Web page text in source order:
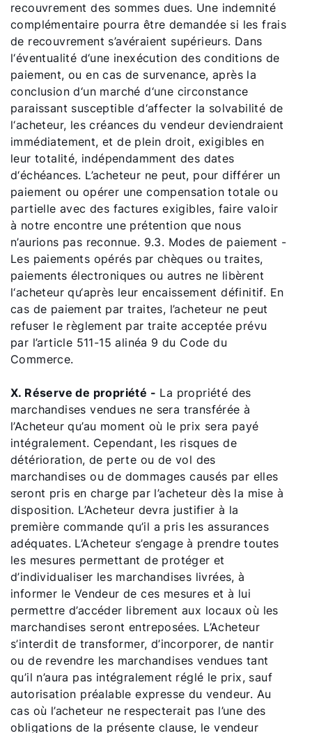
recouvrement des sommes dues. Une indemnité
complémentaire pourra être demandée si les frais
de recouvrement s’avéraient supérieurs. Dans
l‘éventualité d‘une inexécution des conditions de
paiement, ou en cas de survenance, après la
conclusion d‘un marché d‘une circonstance
paraissant susceptible d‘affecter la solvabilité de
l‘acheteur, les créances du vendeur deviendraient
immédiatement, et de plein droit, exigibles en
leur totalité, indépendamment des dates
d‘échéances. L’acheteur ne peut, pour différer un
paiement ou opérer une compensation totale ou
partielle avec des factures exigibles, faire valoir
à notre encontre une prétention que nous
n’aurions pas reconnue. 9.3. Modes de paiement -
Les paiements opérés par chèques ou traites,
paiements électroniques ou autres ne libèrent
l‘acheteur qu‘après leur encaissement définitif. En
cas de paiement par traites, l’acheteur ne peut
refuser le règlement par traite acceptée prévu
par l’article 511-15 alinéa 9 du Code du
Commerce.
X. Réserve de propriété - La propriété des
marchandises vendues ne sera transférée à
l’Acheteur qu’au moment où le prix sera payé
intégralement. Cependant, les risques de
détérioration, de perte ou de vol des
marchandises ou de dommages causés par elles
seront pris en charge par l’acheteur dès la mise à
disposition. L’Acheteur devra justifier à la
première commande qu’il a pris les assurances
adéquates. L’Acheteur s’engage à prendre toutes
les mesures permettant de protéger et
d’individualiser les marchandises livrées, à
informer le Vendeur de ces mesures et à lui
permettre d’accéder librement aux locaux où les
marchandises seront entreposées. L’Acheteur
s’interdit de transformer, d’incorporer, de nantir
ou de revendre les marchandises vendues tant
qu’il n’aura pas intégralement réglé le prix, sauf
autorisation préalable expresse du vendeur. Au
cas où l’acheteur ne respecterait pas l’une des
obligations de la présente clause, le vendeur